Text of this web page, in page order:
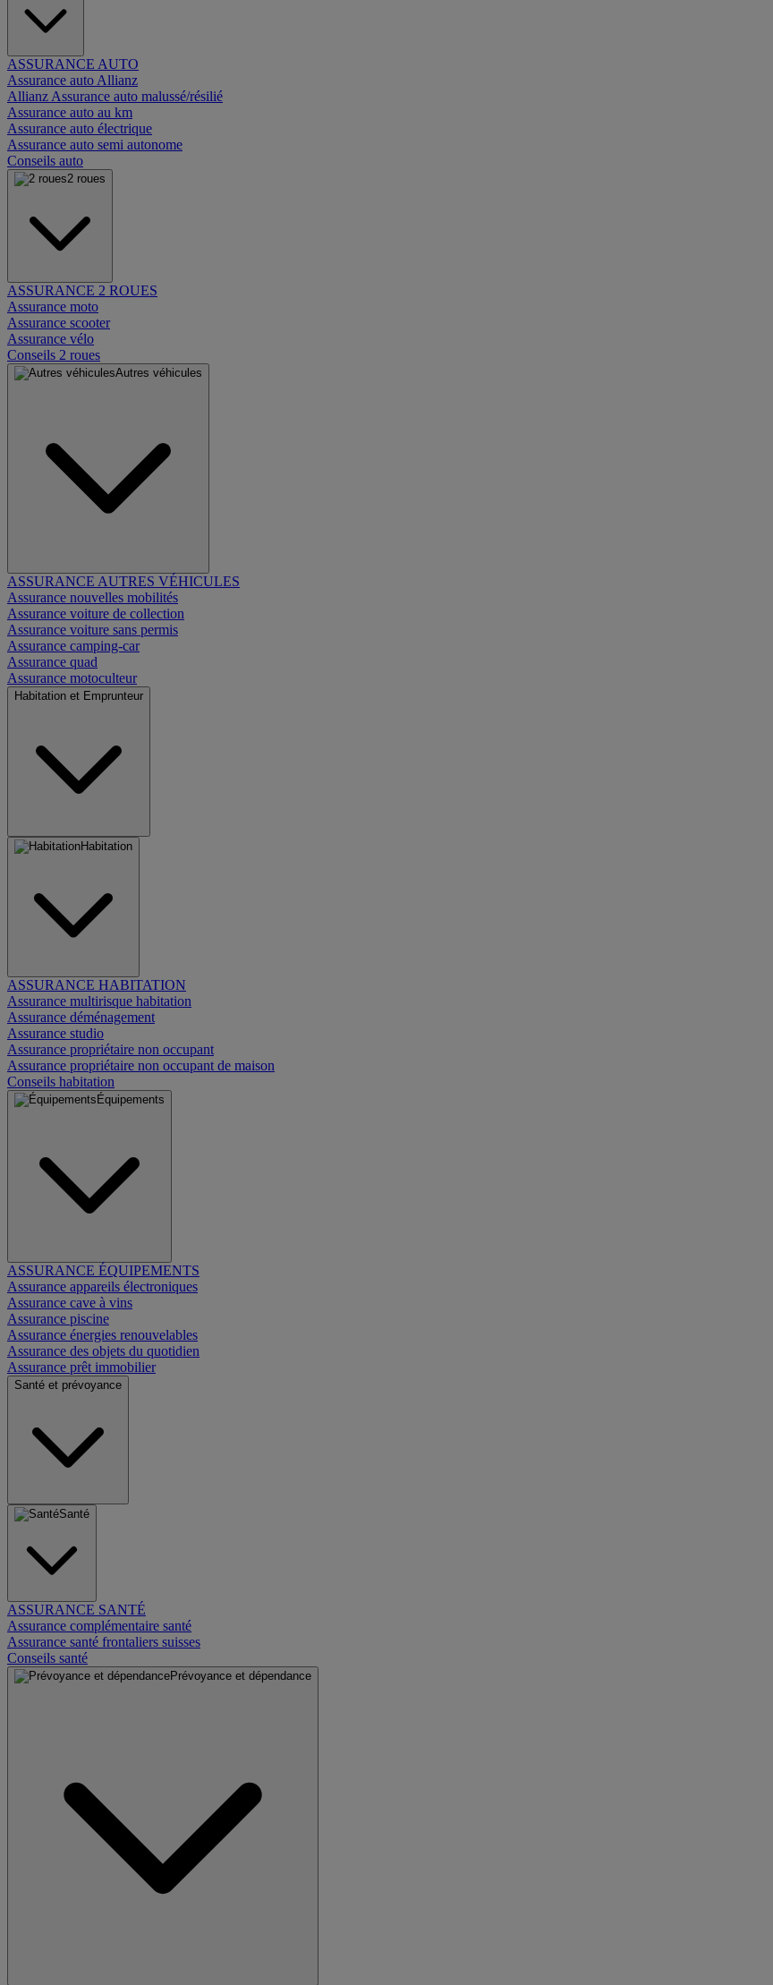
ASSURANCE AUTO
Assurance auto Allianz
Allianz Assurance auto malussé/résilié
Assurance auto au km
Assurance auto électrique
Assurance auto semi autonome
Conseils auto
2 roues
ASSURANCE 2 ROUES
Assurance moto
Assurance scooter
Assurance vélo
Conseils 2 roues
Autres véhicules
ASSURANCE AUTRES VÉHICULES
Assurance nouvelles mobilités
Assurance voiture de collection
Assurance voiture sans permis
Assurance camping-car
Assurance quad
Assurance motoculteur
Habitation et Emprunteur
Habitation
ASSURANCE HABITATION
Assurance multirisque habitation
Assurance déménagement
Assurance studio
Assurance propriétaire non occupant
Assurance propriétaire non occupant de maison
Conseils habitation
Équipements
ASSURANCE ÉQUIPEMENTS
Assurance appareils électroniques
Assurance cave à vins
Assurance piscine
Assurance énergies renouvelables
Assurance des objets du quotidien
Assurance prêt immobilier
Santé et prévoyance
Santé
ASSURANCE SANTÉ
Assurance complémentaire santé
Assurance santé frontaliers suisses
Conseils santé
Prévoyance et dépendance